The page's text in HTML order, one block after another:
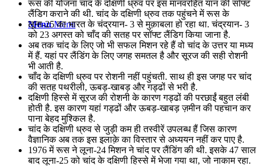
Menu Menu
रूस की योजना चांद के दक्षिणी ध्रुव पर इस मानवरहित यान की सॉफ्ट
लैंडिग कराने की थी. चांद के दक्षिणी ध्रुव तक पहुंचने में रूस के
लूना-25 का भारत के चंद्रयान- 3 से मुक़ाबला हो रहा था. चंद्रयान- 3
को 23 अगस्त को चाँद की सतह पर सॉफ्ट लैंडिग किया जाना है.
अब तक चांद के लिए जो भी सफल मिशन रहे हैं वो चांद के उत्तर या मध्य
में हैं. यहां पर लैंडिंग के लिए जगह समतल है और सूरज की सही रोशनी
भी आती है.
चाँद के दक्षिणी ध्रुव पर रोशनी नहीं पहुंचती. साथ ही इस जगह पर चांद
की सतह पथरीली, ऊबड़-खाबड़ और गड्ढों से भरी है.
दक्षिणी हिस्से में सूरज की रोशनी के कारण गड्ढों की परछाईं बहुत लंबी
होती है. इस कारण यहां गड्ढों और ऊबड़-खाबड़ ज़मीन की पहचान कर
पाना बेहद मुश्किल है.
चांद के दक्षिणी ध्रुव से जुड़ी कम ही तस्वीरें उपलब्ध हैं जिस कारण
वैज्ञानिक अब तक इस इलाक़े का विस्तार से अध्ययन नहीं कर पाए है.
1976 में रूस ने लूना-24 मिशन ने चांद पर लैंडिंग की थी. इसके 47 साल
बाद लूना-25 को चांद के दक्षिणी हिस्से में भेजा गया था, जो नाकाम रहा.